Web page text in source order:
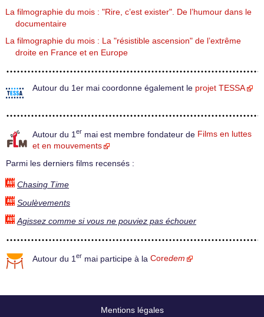
La filmographie du mois : "Rire, c’est exister". De l’humour dans le
documentaire
La filmographie du mois : La "résistible ascension" de l’extrême
droite en France et en Europe
Autour du 1er mai coordonne également le projet TESSA
Autour du 1 er mai est membre fondateur de Films en luttes
et en mouvements
Parmi les derniers films recensés :
Chasing Time
Soulèvements
Agissez comme si vous ne pouviez pas échouer
Autour du 1 er mai participe à la Coredem
Mentions légales